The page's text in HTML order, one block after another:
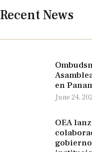
Recent News
en
June 24,
OEA